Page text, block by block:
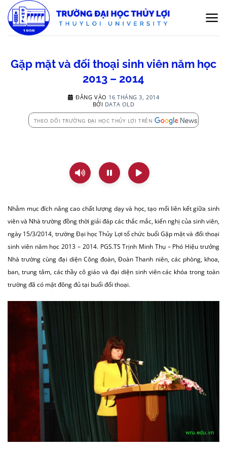
qua
nội
Gặp mặt và đối thoại sinh viên năm học
2013 – 2014
ĐĂNG VÀO 16 THÁNG 3, 2014
BỞI DATA OLD
THEO DÕI TRƯỜNG ĐẠI HỌC THỦY LỢI TRÊN
Nhằm mục đích nâng cao chất lượng dạy và học, tạo mối liên kết giữa sinh
viên và Nhà trường đồng thời giải đáp các thắc mắc, kiến nghị của sinh viên,
ngày 15/3/2014, trường Đại học Thủy Lợi tổ chức buổi Gặp mặt và đối thoại
sinh viên năm học 2013 – 2014. PGS.TS Trịnh Minh Thụ – Phó Hiệu trưởng
Nhà trường cùng đại diện Công đoàn, Đoàn Thanh niên, các phòng, khoa,
ban, trung tâm, các thầy cô giáo và đại diện sinh viên các khóa trong toàn
trường đã có mặt đông đủ tại buổi đối thoại.